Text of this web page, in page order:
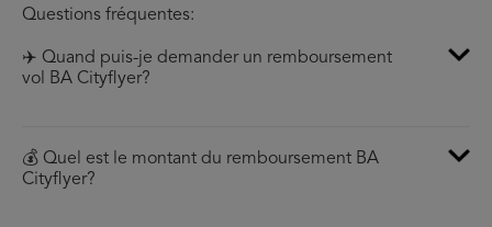
Questions fréquentes:
✈️ Quand puis-je demander un remboursement
vol BA Cityflyer?
💰 Quel est le montant du remboursement BA
Cityflyer?